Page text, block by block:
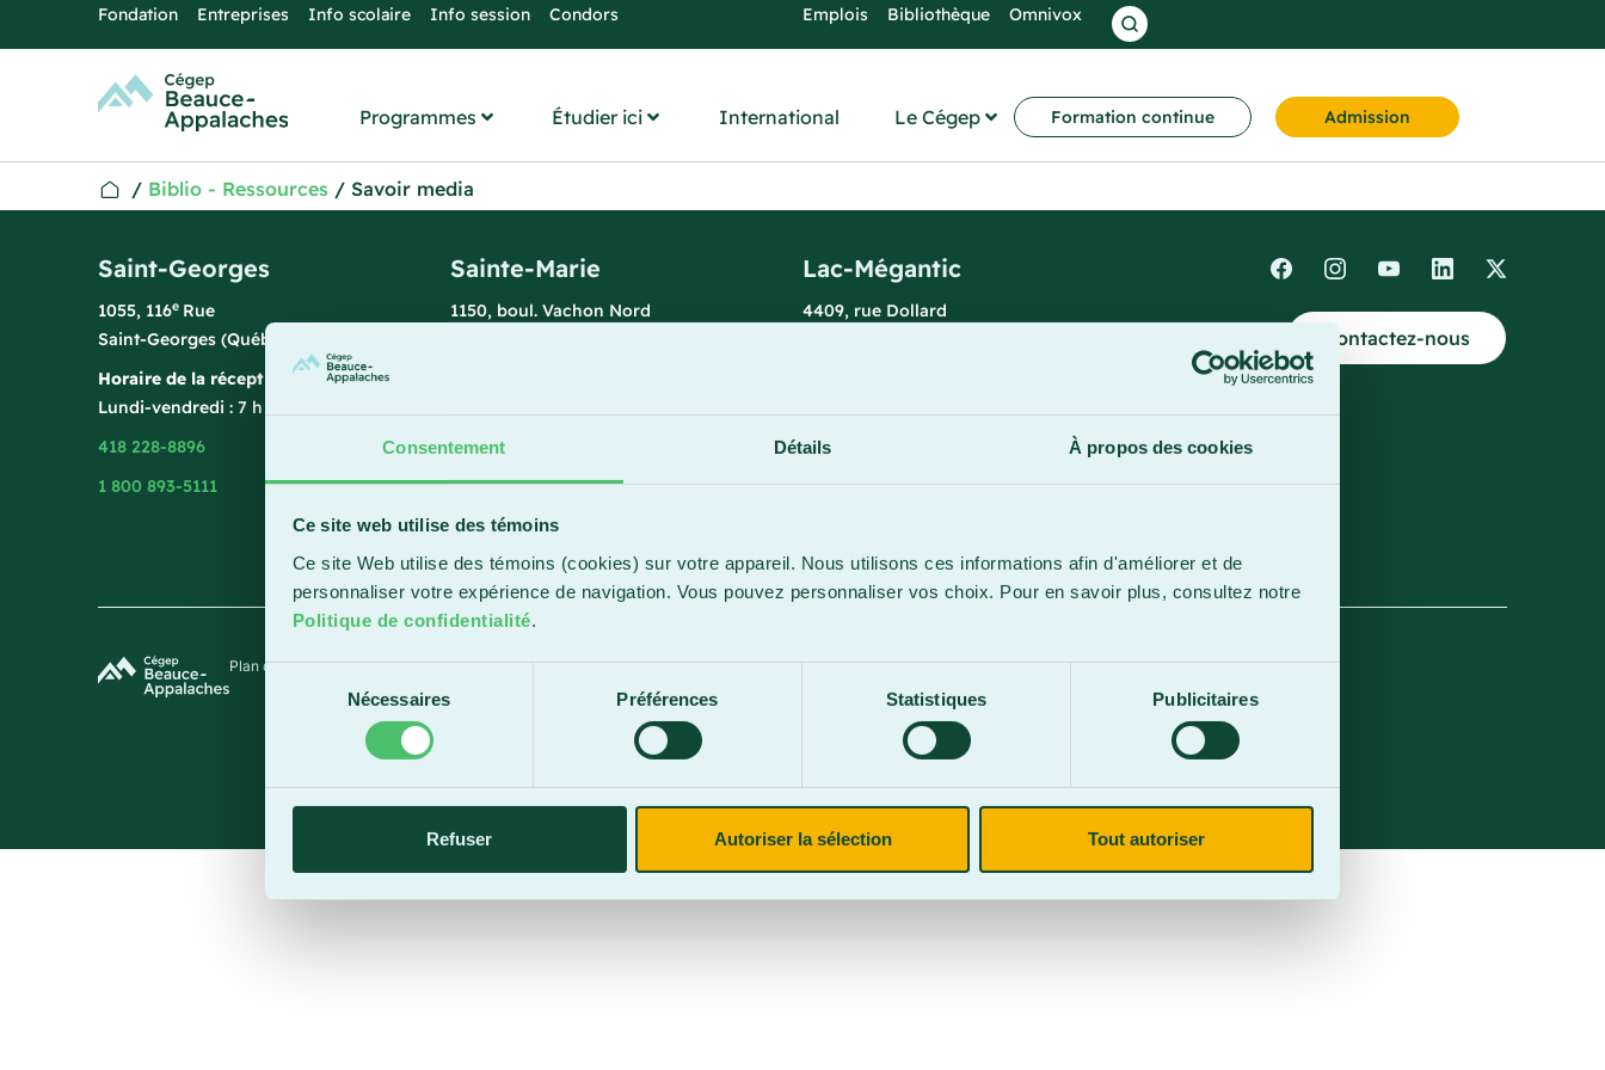
Consentement Détails À propos des cookies
Ce site web utilise des témoins
Ce site Web utilise des témoins (cookies) sur votre appareil. Nous utilisons ces informations afin d'améliorer et de
personnaliser votre expérience de navigation. Vous pouvez personnaliser vos choix. Pour en savoir plus, consultez notre
Politique de confidentialité.
Sélection
consentement
Nécessaires Préférences Statistiques Publicitaires
Refuser Autoriser la sélection Tout autoriser
Fondation Entreprises Info scolaire Info session Condors Emplois Bibliothèque Omnivox
Programmes Étudier ici International Le Cégep Formation continue Admission
/ Biblio - Ressources / Savoir media
Saint-Georges
1055, 116e Rue
Saint-Georges (Québec) G5Y 3G1
Horaire de la réception
Lundi-vendredi : 7 h 45 à 15 h 45
418 228-8896
1 800 893-5111
Sainte-Marie
1150, boul. Vachon Nord
418 387-8896
Lac-Mégantic
4409, rue Dollard
819 583-5432
Contactez-nous
Plan du siteTermes et conditionsPolitique de confidentialitéSite web parParkour3 Expert HubSpot